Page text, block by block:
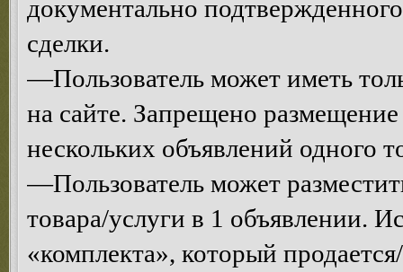
документально
сделки.
—Пользователь может иметь
на сайте. Запрещено
нескольких объявлений одного
—Пользователь может
товара/услуги в 1 объявлении.
«комплекта», который